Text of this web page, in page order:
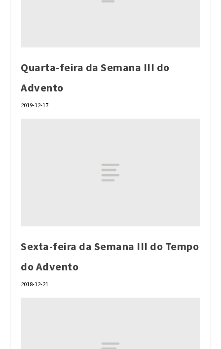
Quarta-feira da Semana III do
Advento
2019-12-17
Sexta-feira da Semana III do Tempo
do Advento
2018-12-21